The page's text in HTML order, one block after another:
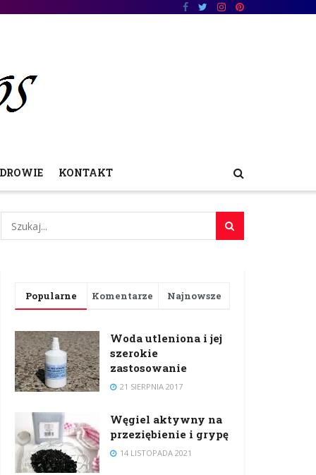
KONTAKT
Popularne Komentarze Najnowsze
Woda utleniona i jej
szerokie
zastosowanie
21 SIERPNIA 2017
Węgiel aktywny na
przeziębienie i grypę
14 LISTOPADA 2021